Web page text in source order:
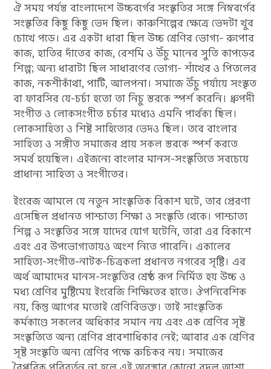
ঐ সময় পর্যন্ত বাংলাদেশে উচ্চবর্গের সংস্কৃতির সঙ্গে নিম্নবর্গের
সংস্কৃতির কিছু কিছু ভেদ ছিল। কারুশিল্পের ক্ষেত্রে ভেদটা খুব
চোখে পড়ে। এর একটা ধারা ছিল উচ্চ শ্রেণির ভোগ্য- রুপোর
কাজ, হাতির দাঁতের কাজ, রেশমি ও উঁচু মানের সুতি কাপড়ের
শিল্প; অন্য ধারাটা ছিল সাধারণের ভোগ্য- শাঁখের ও পিতলের
কাজ, নকশীকাঁথা, পাটি, আলপনা। সমাজে উঁচু পর্যায়ে সংস্কৃত
বা ফারসির যে-চর্চা হতো তা নিচু স্তরকে স্পর্শ করেনি। ধ্রুপদী
সংগীত ও লোকসংগীত চর্চার মধ্যেও এমনি পার্থক্য ছিল।
লোকসাহিত্য ও শিষ্ট সাহিত্যের ভেদও ছিল। তবে বাংলার
সাহিত্য ও সঙ্গীত সমাজের প্রায় সকল স্তরকে স্পর্শ করতে
সমর্থ হয়েছিল। এইজন্যে বাংলার মানস-সংস্কৃতিতে সবচেয়ে
প্রাধান্য সাহিত্য ও সংগীতের।
ইংরেজ আমলে যে নতুন সাংস্কৃতিক বিকাশ ঘটে, তার প্রেরণা
এসেছিল প্রধানত পাশ্চাত্য শিক্ষা ও সংস্কৃতি থেকে। পাশ্চাত্য
শিল্প ও সংস্কৃতির সঙ্গে যাদের যোগ ঘটেনি, তারা এর বিকাশে
এবং এর উপভোগ্যতায়ও অংশ নিতে পারেনি। একালের
সাহিত্য-সংগীত-নাটক-চিত্রকলা প্রধানত নগরের সৃষ্টি। এর
অর্থ আমাদের মানস-সংস্কৃতির শ্রেষ্ঠ রূপ নির্মিত হয় উচ্চ ও
মধ্য শ্রেণির মুষ্টিমেয় ইংরেজি শিক্ষিতের হাতে। ঔপনিবেশিক
নয়, কিন্তু আগের মতোই শ্রেণিবিভক্ত। তাই সাংস্কৃতিক
কর্মকাণ্ডে সকলের অধিকার সমান নয় এবং এক শ্রেণির সৃষ্ট
সংস্কৃতিতে অন্য শ্রেণির প্রবেশাধিকার নেই; আবার এক শ্রেণির
সৃষ্ট সংস্কৃতি অন্য শ্রেণির পক্ষে রুচিকর নয়। সমাজের